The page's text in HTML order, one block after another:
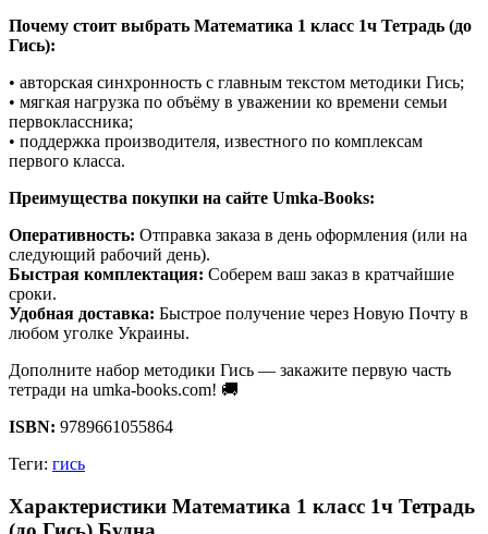
Почему стоит выбрать Математика 1 класс 1ч Тетрадь (до
Гись):
• авторская синхронность с главным текстом методики Гись;
• мягкая нагрузка по объёму в уважении ко времени семьи
первоклассника;
• поддержка производителя, известного по комплексам
первого класса.
Преимущества покупки на сайте Umka-Books:
Оперативность: Отправка заказа в день оформления (или на
следующий рабочий день).
Быстрая комплектация: Соберем ваш заказ в кратчайшие
сроки.
Удобная доставка: Быстрое получение через Новую Почту в
любом уголке Украины.
Дополните набор методики Гись — закажите первую часть
тетради на umka-books.com! 🚚
ISBN: 9789661055864
Теги: гись
Характеристики Математика 1 класс 1ч Тетрадь